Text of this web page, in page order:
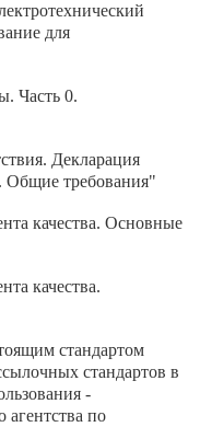
для
Часть 0.
Декларация
Общие требования"
качества. Основные
качества.
стандартом
стандартов в
-
агентства по